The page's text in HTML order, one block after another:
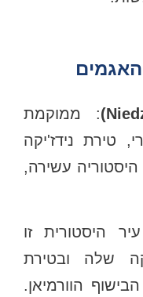
: ממוקמת
טירת נידז'יקה
עשירה,
היסטורית זו
שלה ובטירת
הוורמיאן.